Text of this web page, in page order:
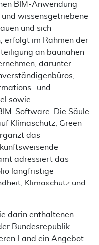
BIM-Anwendung
und wissensgetriebene
und sich
erfolgt im Rahmen der
an baunahen
darunter
und
sowie
Software. Die Säule
Klimaschutz, Green
das
adressiert das
langfristige
Klimaschutz und
darin enthaltenen
Bundesrepublik
Land ein Angebot